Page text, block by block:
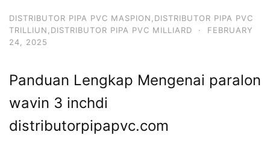
DISTRIBUTOR PIPA PVC MASPION,DISTRIBUTOR PIPA PVC
TRILLIUN,DISTRIBUTOR PIPA PVC MILLIARD
·
FEBRUARY
24, 2025
Panduan Lengkap Mengenai paralon
wavin 3 inchdi
distributorpipapvc.com